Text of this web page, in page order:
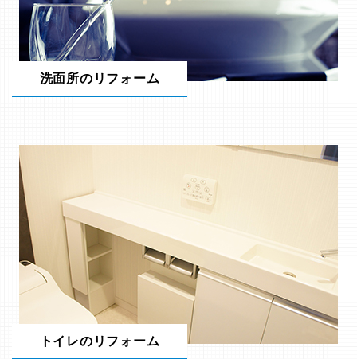
洗面所のリフォーム
トイレのリフォーム